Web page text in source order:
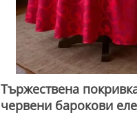
Тържествена
червени барокови